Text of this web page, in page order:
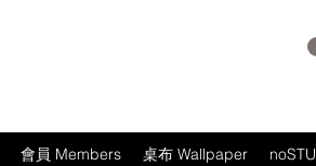
會員 Members 桌布 Wallpaper